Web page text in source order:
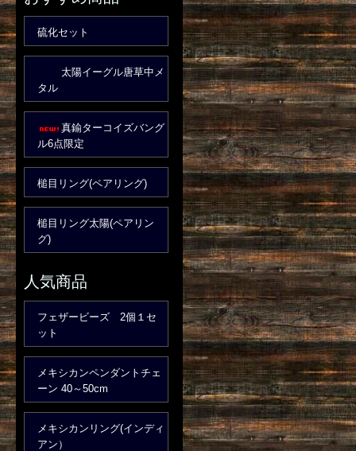
硫化セット
太陽イーグル唐草中メ
タル
真鍮ターコイズバング
ル6点限定
槌目リング(ペアリング)
槌目リング太陽(ペアリン
グ)
人気商品
フェザービーズ 2個１セ
ット
メキシカンペンダントチェ
ーン 40～50cm
メキシカンリング(インディ
アン）